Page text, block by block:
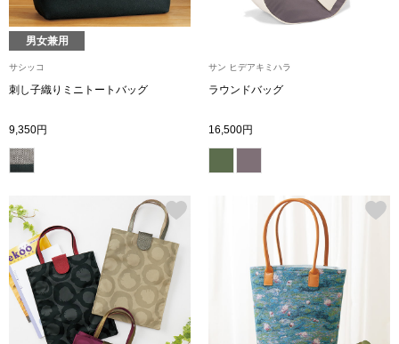
ウオッチ／
ウオッチ
男女兼用
サシッコ
刺し子織りミニトートバッグ
9,350円
サン ヒデアキミハラ
ラウンドバッグ
16,500円